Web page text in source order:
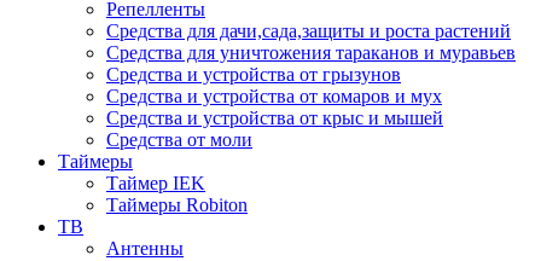
Репелленты
Средства для дачи,сада,защиты и роста растений
Средства для уничтожения тараканов и муравьев
Средства и устройства от грызунов
Средства и устройства от комаров и мух
Средства и устройства от крыс и мышей
Средства от моли
Таймеры
Таймер IEK
Таймеры Robiton
ТВ
Антенны